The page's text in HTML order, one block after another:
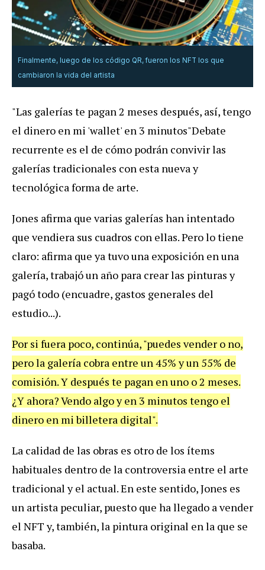
Finalmente, luego de los código QR, fueron los NFT los que
cambiaron la vida del artista
"Las galerías te pagan 2 meses después, así, tengo
el dinero en mi 'wallet' en 3 minutos"Debate
recurrente es el de cómo podrán convivir las
galerías tradicionales con esta nueva y
tecnológica forma de arte.
Jones afirma que varias galerías han intentado
que vendiera sus cuadros con ellas. Pero lo tiene
claro: afirma que ya tuvo una exposición en una
galería, trabajó un año para crear las pinturas y
pagó todo (encuadre, gastos generales del
estudio...).
Por si fuera poco, continúa, "puedes vender o no,
pero la galería cobra entre un 45% y un 55% de
comisión. Y después te pagan en uno o 2 meses.
¿Y ahora? Vendo algo y en 3 minutos tengo el
dinero en mi billetera digital".
La calidad de las obras es otro de los ítems
habituales dentro de la controversia entre el arte
tradicional y el actual. En este sentido, Jones es
un artista peculiar, puesto que ha llegado a vender
el NFT y, también, la pintura original en la que se
basaba.